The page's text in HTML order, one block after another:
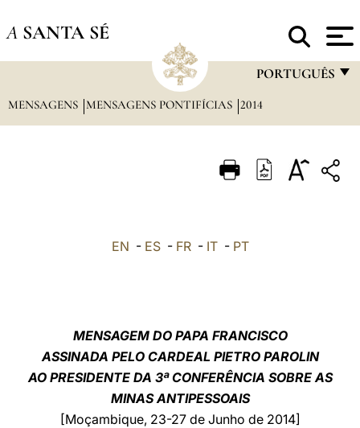
A SANTA SÉ
PORTUGUÊS
FRANÇAIS
ITALIANO
中文
LATINE
MENSAGENS MENSAGENS PONTIFÍCIAS 2014
EN - ES- FR- IT- PT
MENSAGEM DO PAPA FRANCISCO
ASSINADA PELO CARDEAL PIETRO PAROLIN
AO PRESIDENTE DA 3ª CONFERÊNCIA SOBRE AS
MINAS ANTIPESSOAIS
[Moçambique, 23-27 de Junho de 2014]